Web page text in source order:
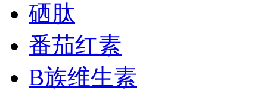
硒肽
番茄红素
B族维生素